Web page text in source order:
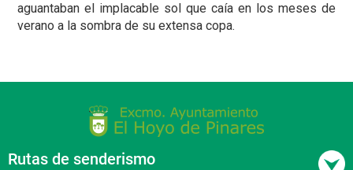
aguantaban el implacable sol que caía en los meses de
verano a la sombra de su extensa copa.
Rutas de senderismo